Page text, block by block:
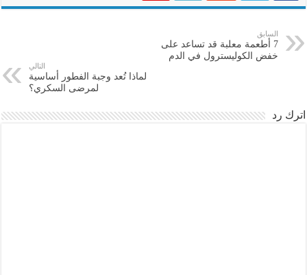
السابق
7 أطعمة معلبة قد تساعد على
خفض الكوليسترول في الدم
التالي
لماذا تُعد وجبة الفطور أساسية
لمرضى السكري؟
اترك رد